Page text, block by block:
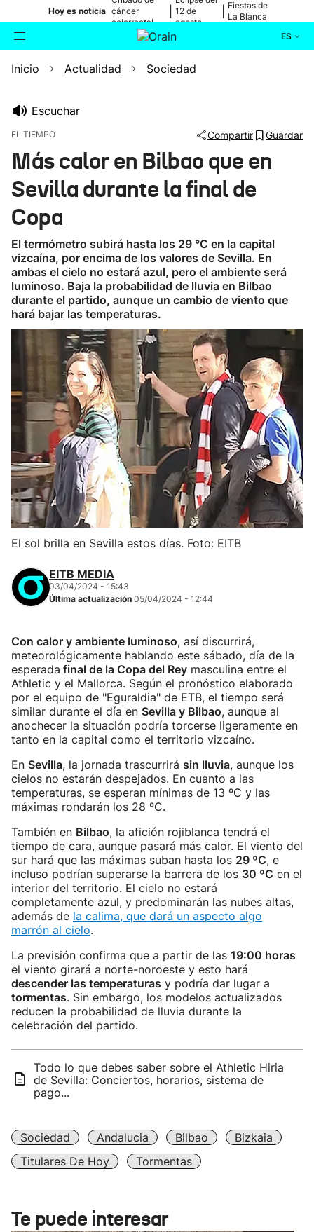
Hoy es noticia cáncer
colorrectal
12 de
agosto
Fiestas de
La Blanca
ES
Buscador Actualidad
Ikusmiran
Inicio Actualidad Sociedad
Escuchar
EL TIEMPO Compartir Guardar
Más calor en Bilbao que en
Sevilla durante la final de
Copa
El termómetro subirá hasta los 29 °C en la capital
vizcaína, por encima de los valores de Sevilla. En
ambas el cielo no estará azul, pero el ambiente será
luminoso. Baja la probabilidad de lluvia en Bilbao
durante el partido, aunque un cambio de viento que
hará bajar las temperaturas.
El sol brilla en Sevilla estos días. Foto: EITB
EITB MEDIA
03/04/2024 - 15:43
Última actualización 05/04/2024 - 12:44
Con calor y ambiente luminoso, así discurrirá,
meteorológicamente hablando este sábado, día de la
esperada final de la Copa del Rey masculina entre el
Athletic y el Mallorca. Según el pronóstico elaborado
por el equipo de "Eguraldia" de ETB, el tiempo será
similar durante el día en Sevilla y Bilbao, aunque al
anochecer la situación podría torcerse ligeramente en
tanto en la capital como el territorio vizcaíno.
En Sevilla, la jornada trascurrirá sin lluvia, aunque los
cielos no estarán despejados. En cuanto a las
temperaturas, se esperan mínimas de 13 ºC y las
máximas rondarán los 28 ºC.
También en Bilbao, la afición rojiblanca tendrá el
tiempo de cara, aunque pasará más calor. El viento del
sur hará que las máximas suban hasta los 29 ºC, e
incluso podrían superarse la barrera de los 30 ºC en el
interior del territorio. El cielo no estará
completamente azul, y predominarán las nubes altas,
además de la calima, que dará un aspecto algo
marrón al cielo.
La previsión confirma que a partir de las 19:00 horas
el viento girará a norte-noroeste y esto hará
descender las temperaturas y podría dar lugar a
tormentas. Sin embargo, los modelos actualizados
reducen la probabilidad de lluvia durante la
celebración del partido.
Todo lo que debes saber sobre el Athletic Hiria
de Sevilla: Conciertos, horarios, sistema de
pago...
Sociedad Andalucia Bilbao
Bizkaia
Titulares De Hoy
Tormentas
Te puede interesar